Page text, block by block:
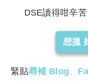
DSE讀得咁辛
想搵
緊貼尋補 Blog、